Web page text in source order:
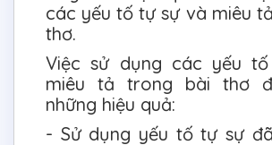
các yếu tố tự sự và miêu
thơ.
Việc sử dụng các yếu
miêu tả trong bài thơ
những hiệu quả:
- Sử dụng yếu tố tự sự